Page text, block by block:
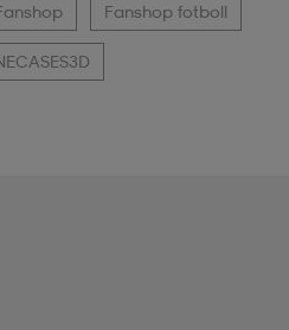
Fanshop fotboll